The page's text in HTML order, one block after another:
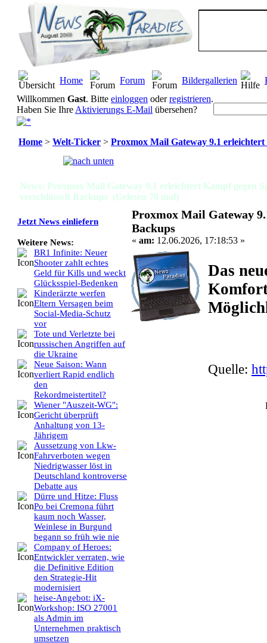
Home Forum Bildergallerien
Willkommen Gast. Bitte einloggen oderregistrieren.
Haben Sie Ihre Aktivierungs E-Mail übersehen?
Home > Welt-Ticker > Proxmox Mail Gateway 9.1
News: Proxmox Mail Gateway 9.1 erleichtert Kampf gegen
verschlüsselt Backups (Gelesen 78 mal)
Jetzt News einliefern
Weitere News:
BR1 Infinite: Neuer
Shooter zahlt echtes
Geld für Kills und weckt
Glücksspiel-Bedenken
Kinderärzte werfen
Eltern Versagen beim
Social-Media-Schutz
vor
Tote und Verletzte bei
russischen Angriffen auf
die Ukraine
Neue Saison: Wann
verliert Rapid endlich
den
Rekordmeistertitel?
Wiener "Auszeit-WG":
Gericht überprüft
Anhaltung von 13-
Jährigem
Aussetzung von Lkw-
Fahrverboten wegen
Niedrigwasser löst in
Deutschland kontroverse
Debatte aus
Dürre und Hitze: Fluss
Po bei Cremona führt
kaum noch Wasser,
Weinlese in Burgund
begann so früh wie nie
Company of Heroes:
Entwickler verraten, wie
die Definitive Edition
den Strategie-Hit
modernisiert
heise-Angebot: iX-
Workshop: ISO 27001
als Admin im
Unternehmen praktisch
umsetzen
Proxmox Mail Gateway
Backups
« am: 12.06.2026, 17:18:53 »
Das
Quelle: